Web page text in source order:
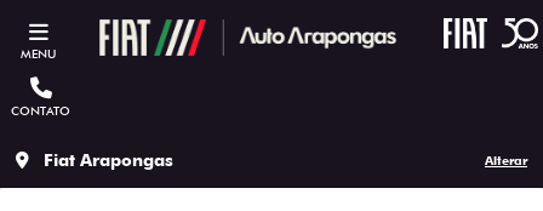
MENU
CONTATO
Fiat Arapongas Alterar